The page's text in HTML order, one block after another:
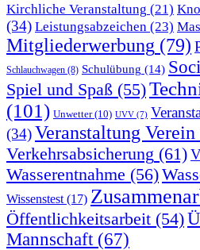
Kirchliche Veranstaltung (21)
(34) Leistungsabzeichen (23)
Mitgliederwerbung (79)
Schlauchwagen (8) Schulübung (14)
Spiel und Spaß (55)
(101) Unwetter(10) UVV (7)
(34)Veranstaltung Verein
Verkehrsabsicherung (61)
Wasserentnahme (56)
Wissenstest (17)
Öffentlichkeitsarbeit (54)
Mannschaft (67)